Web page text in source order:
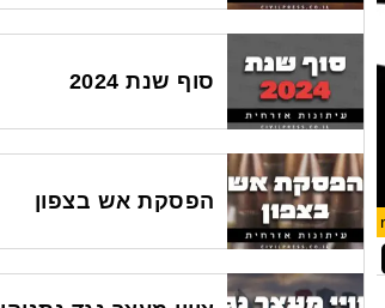
סוף שנת 2024
הפסקת אש בצפון